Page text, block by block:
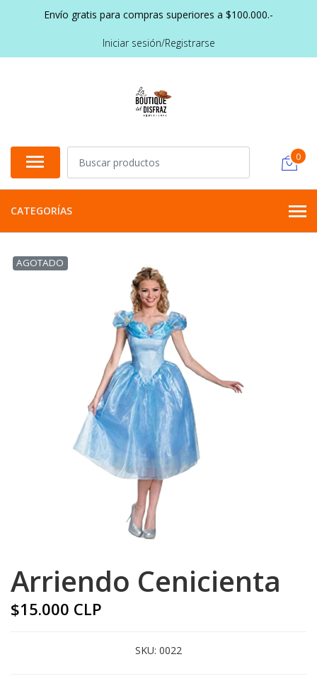
Envío gratis para compras superiores a $100.000.-
Iniciar sesión/Registrarse
0
CATEGORÍAS
AGOTADO
Arriendo Cenicienta
$15.000 CLP
SKU: 0022